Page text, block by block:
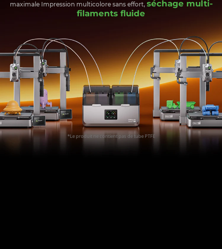
maximale Impression multicolore sans effort, séchage multi-
filaments fluide
*Le produit ne contient pas de tube PTFE